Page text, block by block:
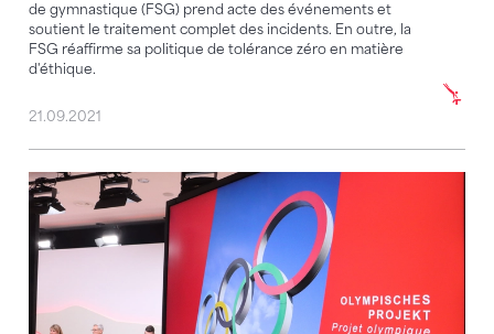
de gymnastique (FSG) prend acte des événements et
soutient le traitement complet des incidents. En outre, la
FSG réaffirme sa politique de tolérance zéro en matière
d'éthique.
21.09.2021
Nouveau départ en gymnastique artistique féminine